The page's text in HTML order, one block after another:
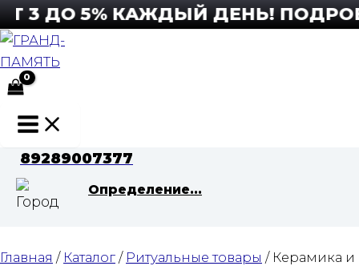
Перейти
к
содержимому
ДО 5% КАЖДЫЙ ДЕНЬ!
Main
Menu
89289007377
Определение...
Главная / Каталог / Ритуальные товары / Керамика и